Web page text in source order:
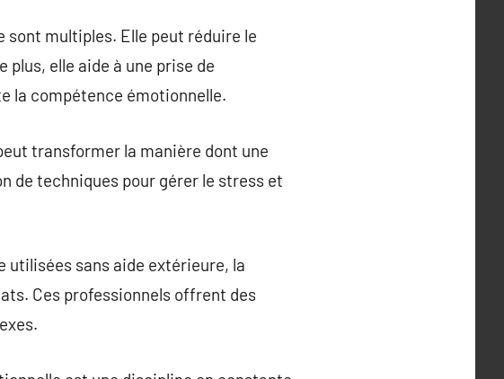
multiples. Elle peut réduire le
plus, elle aide à une prise de
la compétence émotionnelle.
transformer la manière dont une
de techniques pour gérer le stress et
utilisées sans aide extérieure, la
Ces professionnels offrent des